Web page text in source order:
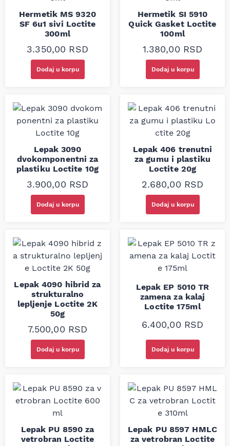
Hermetik MS 9320
SF 6u1 sivi Loctite
300ml
3.350,00 RSD
Dodaj u korpu
Hermetik SI 5910
Quick Gasket Loctite
100ml
1.380,00 RSD
Dodaj u korpu
Lepak 3090
dvokomponentni za
plastiku Loctite 10g
3.900,00 RSD
Dodaj u korpu
Lepak 406 trenutni
za gumu i plastiku
Loctite 20g
2.680,00 RSD
Dodaj u korpu
Lepak 4090 hibrid za
strukturalno
lepljenje Loctite 2K
50g
7.500,00 RSD
Dodaj u korpu
Lepak EP 5010 TR
zamena za kalaj
Loctite 175ml
6.400,00 RSD
Dodaj u korpu
Lepak PU 8590 za
vetrobran Loctite
Lepak PU 8597 HMLC
za vetrobran Loctite